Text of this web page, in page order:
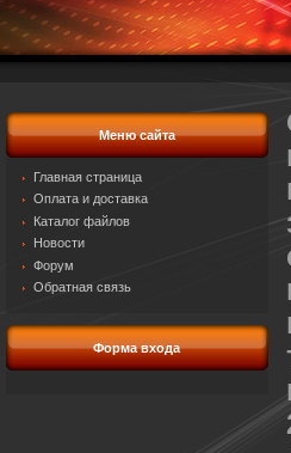
Меню сайта
Главная страница
Оплата и доставка
Каталог файлов
Новости
Форум
Обратная связь
Форма входа